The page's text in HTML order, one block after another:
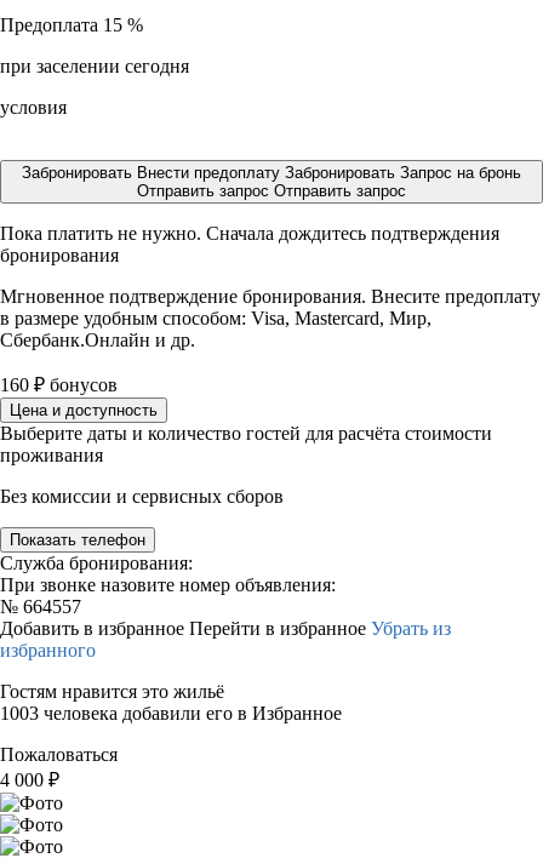
Предоплата 15 %
при заселении сегодня
условия
Забронировать Внести предоплату Забронировать Запрос на бронь
Отправить запрос Отправить запрос
Пока платить не нужно. Сначала дождитесь подтверждения
бронирования
Мгновенное подтверждение бронирования. Внесите предоплату
в размере удобным способом: Visa, Mastercard, Мир,
Сбербанк.Онлайн и др.
160 ₽ бонусов
Цена и доступность
Выберите даты и количество гостей для расчёта стоимости
проживания
Без комиссии и сервисных сборов
Показать телефон
Служба бронирования:
При звонке назовите номер объявления:
№ 664557
Добавить в избранное Перейти в избранное Убрать из
избранного
Гостям нравится это жильё
1003 человека добавили его в Избранное
Пожаловаться
4 000 ₽